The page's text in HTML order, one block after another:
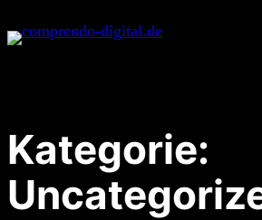
Inhalt
Kategorie: